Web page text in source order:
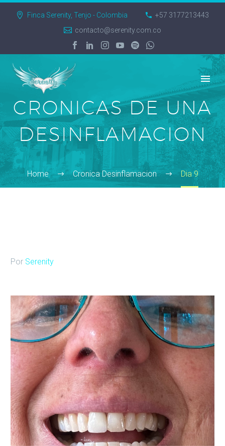
Finca Serenity, Tenjo - Colombia
+57 3177213443
contacto@serenity.com.co
CRONICAS DE UNA
DESINFLAMACION
Home Cronica Desinflamacion Dia 9
Por Serenity